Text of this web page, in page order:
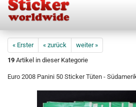
« Erster « zurück
weiter »
19 Artikel in dieser Kategorie
Euro 2008 Panini 50 Sticker Tüten -